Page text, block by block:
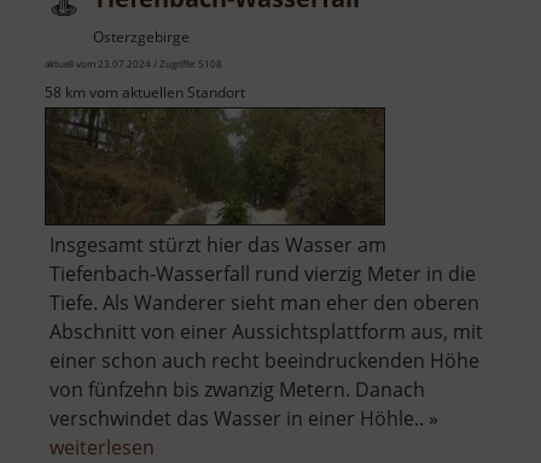
Osterzgebirge
aktuell vom 23.07.2024 / Zugriffe: 5108
58 km vom aktuellen Standort
Insgesamt stürzt hier das Wasser am
Tiefenbach-Wasserfall rund vierzig Meter in die
Tiefe. Als Wanderer sieht man eher den oberen
Abschnitt von einer Aussichtsplattform aus, mit
einer schon auch recht beeindruckenden Höhe
von fünfzehn bis zwanzig Metern. Danach
verschwindet das Wasser in einer Höhle.. »
weiterlesen